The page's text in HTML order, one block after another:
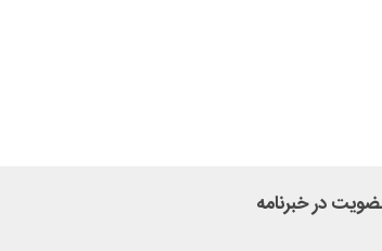
در خبرنامه